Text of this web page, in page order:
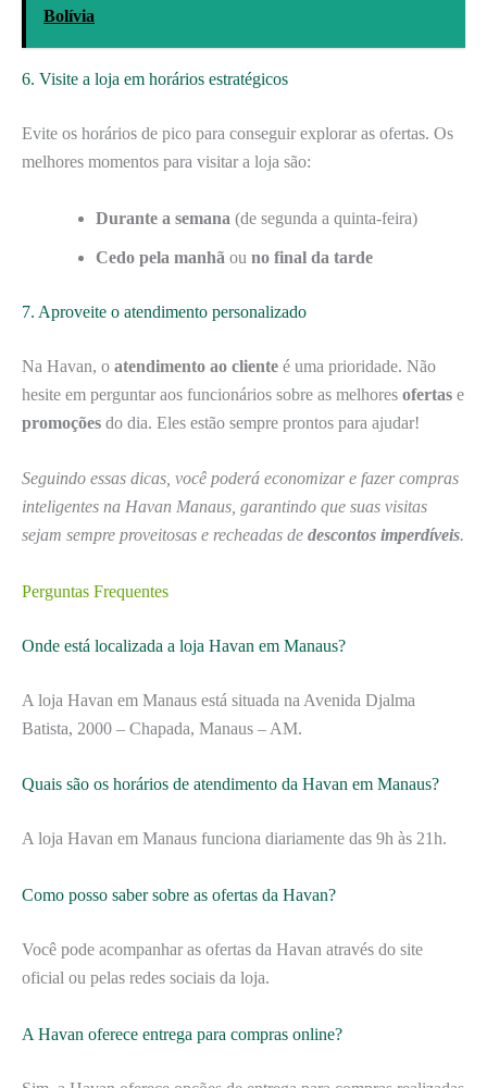
Bolívia
6. Visite a loja em horários estratégicos
Evite os horários de pico para conseguir explorar as ofertas. Os
melhores momentos para visitar a loja são:
Durante a semana (de segunda a quinta-feira)
Cedo pela manhã ou no final da tarde
7. Aproveite o atendimento personalizado
Na Havan, o atendimento ao cliente é uma prioridade. Não
hesite em perguntar aos funcionários sobre as melhores ofertas e
promoções do dia. Eles estão sempre prontos para ajudar!
Seguindo essas dicas, você poderá economizar e fazer compras
inteligentes na Havan Manaus, garantindo que suas visitas
sejam sempre proveitosas e recheadas de descontos imperdíveis.
Perguntas Frequentes
Onde está localizada a loja Havan em Manaus?
A loja Havan em Manaus está situada na Avenida Djalma
Batista, 2000 – Chapada, Manaus – AM.
Quais são os horários de atendimento da Havan em Manaus?
A loja Havan em Manaus funciona diariamente das 9h às 21h.
Como posso saber sobre as ofertas da Havan?
Você pode acompanhar as ofertas da Havan através do site
oficial ou pelas redes sociais da loja.
A Havan oferece entrega para compras online?